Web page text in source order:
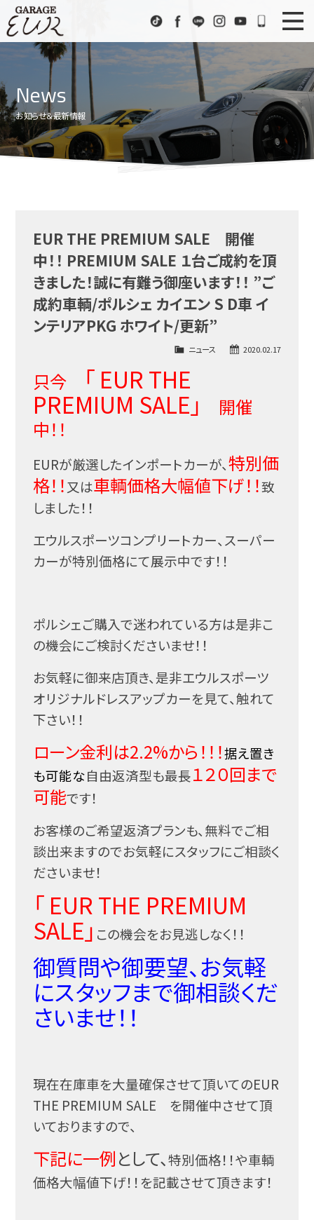
TikTokFacebook
LINE InstagramYoutube072-
ニュース
Stock List
在庫車情報
EUR Sports
EURスポーツ
アクセス
Contact us
お問い合わせ
News
お知らせ＆最新情報
EUR THE PREMIUM SALE 開催
中！！ PREMIUM SALE １台ご成約を頂
きました！誠に有難う御座います！！ ”ご
成約車輌/ポルシェ カイエン S D車 イ
ンテリアPKG ホワイト/更新”
2020.02.17
ニュース
只今 「 EUR THE
PREMIUM SALE」
開催
中！！
EURが厳選したインポートカーが、特別価
格！！又は車輌価格大幅値下げ！！致
しました！！
エウルスポーツコンプリートカー、スーパー
カーが特別価格にて展示中です！！
ポルシェご購入で迷われている方は是非こ
の機会にご検討くださいませ！！
お気軽に御来店頂き、是非エウルスポーツ
オリジナルドレスアップカーを見て、触れて
下さい！！
ローン金利は2.2%から！！！据え置き
も可能な自由返済型も最長１２０回まで
可能です！
お客様のご希望返済プランも、無料でご相
談出来ますのでお気軽にスタッフにご相談く
ださいませ！
「 EUR THE PREMIUM
SALE」 この機会をお見逃しなく！！
御質問や御要望、お気軽
にスタッフまで御相談くだ
さいませ！！
現在在庫車を大量確保させて頂いてのEUR
THE PREMIUM SALE を開催中させて頂
いておりますので、
下記に一例として、特別価格！！や車輌
価格大幅値下げ！！を記載させて頂きます！